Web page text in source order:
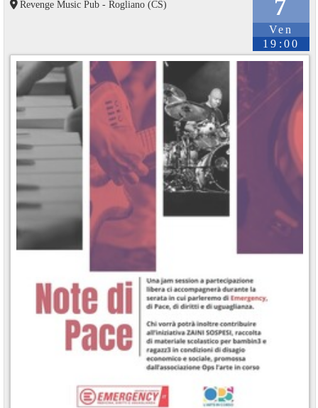
7
Ven
19:00
Revenge Music Pub - Rogliano (CS)